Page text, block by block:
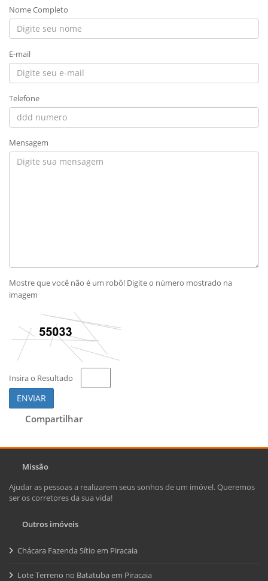
Nome Completo
E-mail
Telefone
Mensagem
Mostre que você não é um robô! Digite o número mostrado na
imagem
Insira o Resultado
ENVIAR
Compartilhar
Missão
Ajudar as pessoas a realizarem seus sonhos de um imóvel. Queremos
ser os corretores da sua vida!
Outros imóveis
Chácara Fazenda Sítio em Piracaia
Lote Terreno no Batatuba em Piracaia